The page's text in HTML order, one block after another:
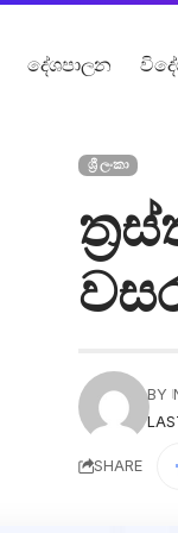
දේශපාලන
ශ්‍රී ලංකා
BY
SHARE